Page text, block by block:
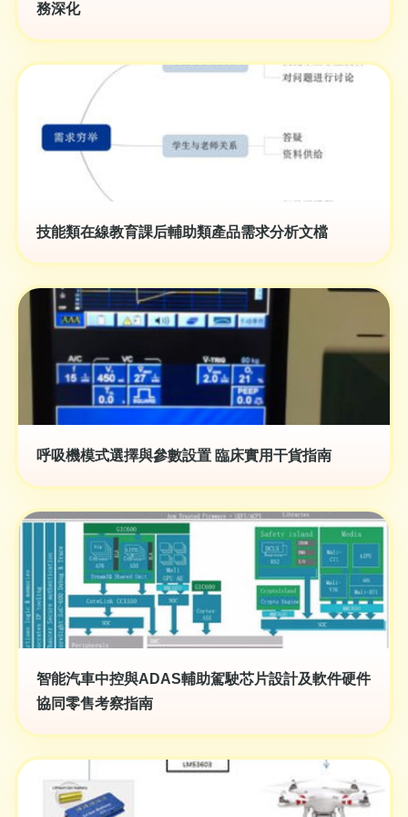
務深化
技能類在線教育課后輔助類產品需求分析文檔
呼吸機模式選擇與參數設置 臨床實用干貨指南
智能汽車中控與ADAS輔助駕駛芯片設計及軟件硬件
協同零售考察指南